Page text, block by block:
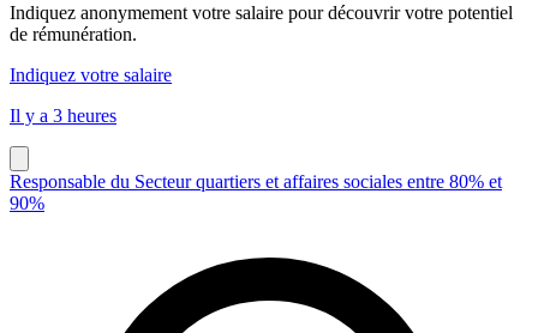
Indiquez anonymement votre salaire pour découvrir votre potentiel
de rémunération.
Indiquez votre salaire
Il y a 3 heures
Responsable du Secteur quartiers et affaires sociales entre 80% et
90%